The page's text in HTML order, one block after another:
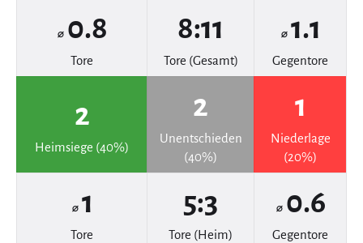
⌀ 0.8
Tore
8:11
Tore (Gesamt)
⌀ 1.1
Gegentore
2
Heimsiege (40%)
2
Unentschieden
(40%)
1
Niederlage
(20%)
⌀ 1
Tore
5:3
Tore (Heim)
⌀ 0.6
Gegentore